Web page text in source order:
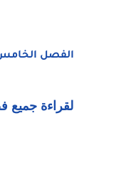
الفصل
لقراءة جميع